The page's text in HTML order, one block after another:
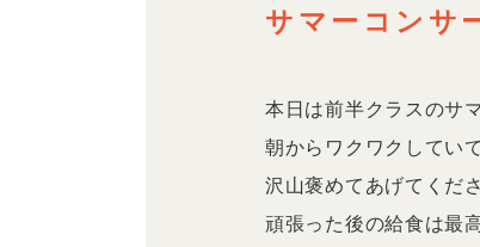
サマーコンサ
本日は前半クラスのサ
朝からワクワクしてい
沢山褒めてあげてくだ
頑張った後の給食は最